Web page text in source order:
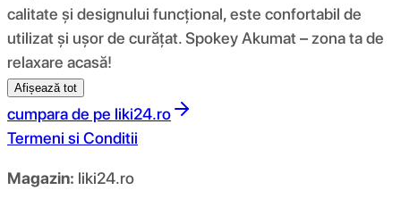
calitate și designului funcțional, este confortabil de
utilizat și ușor de curățat. Spokey Akumat – zona ta de
relaxare acasă!
Afișează tot
cumpara de pe liki24.ro
Termeni si Conditii
Magazin: liki24.ro